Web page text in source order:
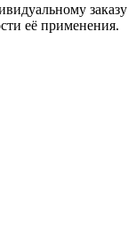
заказу
её применения.